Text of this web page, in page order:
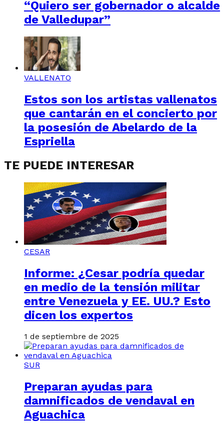
“Quiero ser gobernador o alcalde
de Valledupar”
VALLENATO
Estos son los artistas vallenatos
que cantarán en el concierto por
la posesión de Abelardo de la
Espriella
TE PUEDE INTERESAR
CESAR
Informe: ¿Cesar podría quedar
en medio de la tensión militar
entre Venezuela y EE. UU.? Esto
dicen los expertos
1 de septiembre de 2025
SUR
Preparan ayudas para
damnificados de vendaval en
Aguachica